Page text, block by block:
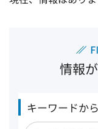
情報
キーワードか